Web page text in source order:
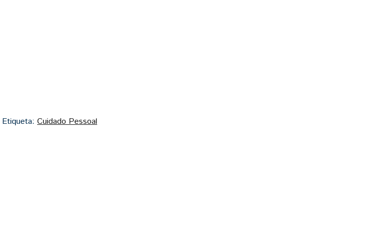
Etiqueta: Cuidado Pessoal